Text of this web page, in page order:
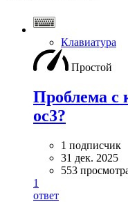
Клавиатура
Простой
Проблема с
oc3?
1 подписчик
31 дек. 2025
553
1
ответ